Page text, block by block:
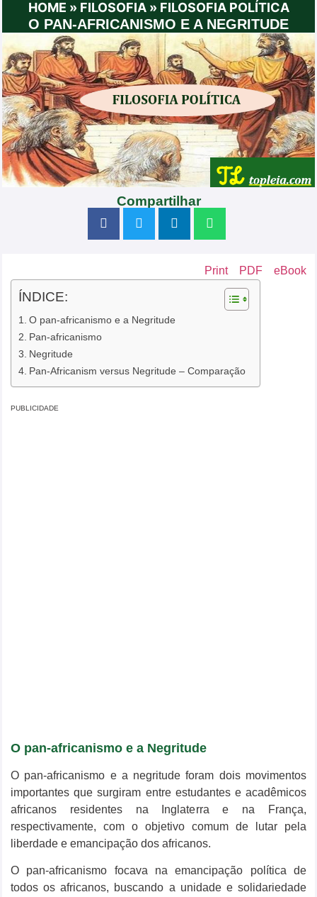
HOME » FILOSOFIA» FILOSOFIA POLÍTICA
O PAN-AFRICANISMO E A NEGRITUDE
Compartilhar
Print PDF eBook
ÍNDICE:
O pan-africanismo e a Negritude
Pan-africanismo
Negritude
Pan-Africanism versus Negritude – Comparação
PUBLICIDADE
O pan-africanismo e a Negritude
O pan-africanismo e a negritude foram dois movimentos
importantes que surgiram entre estudantes e acadêmicos
africanos residentes na Inglaterra e na França,
respectivamente, com o objetivo comum de lutar pela
liberdade e emancipação dos africanos.
O pan-africanismo focava na emancipação política de
todos os africanos, buscando a unidade e solidariedade